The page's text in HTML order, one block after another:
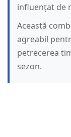
influențat de
Această
agreabil
petrecerea
sezon.